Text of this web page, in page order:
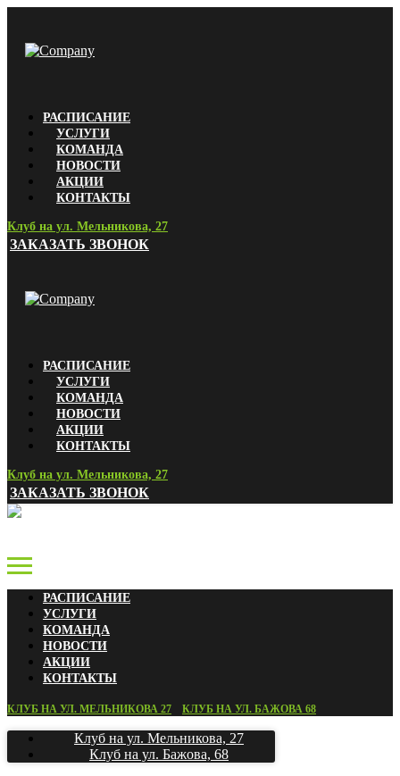
РАСПИСАНИЕ
УСЛУГИ
КОМАНДА
НОВОСТИ
АКЦИИ
КОНТАКТЫ
Клуб на ул. Мельникова, 27
ЗАКАЗАТЬ ЗВОНОК
РАСПИСАНИЕ
УСЛУГИ
КОМАНДА
НОВОСТИ
АКЦИИ
КОНТАКТЫ
Клуб на ул. Мельникова, 27
ЗАКАЗАТЬ ЗВОНОК
РАСПИСАНИЕ
УСЛУГИ
КОМАНДА
НОВОСТИ
АКЦИИ
КОНТАКТЫ
КЛУБ НА УЛ. МЕЛЬНИКОВА 27 КЛУБ НА УЛ. БАЖОВА 68
Клуб на ул. Мельникова, 27
Клуб на ул. Бажова, 68